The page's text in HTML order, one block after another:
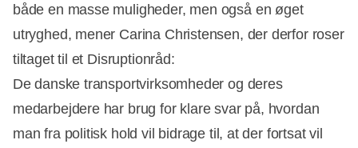
både en masse muligheder, men også en øget
utryghed, mener Carina Christensen, der derfor roser
tiltaget til et Disruptionråd:
De danske transportvirksomheder og deres
medarbejdere har brug for klare svar på, hvordan
man fra politisk hold vil bidrage til, at der fortsat vil